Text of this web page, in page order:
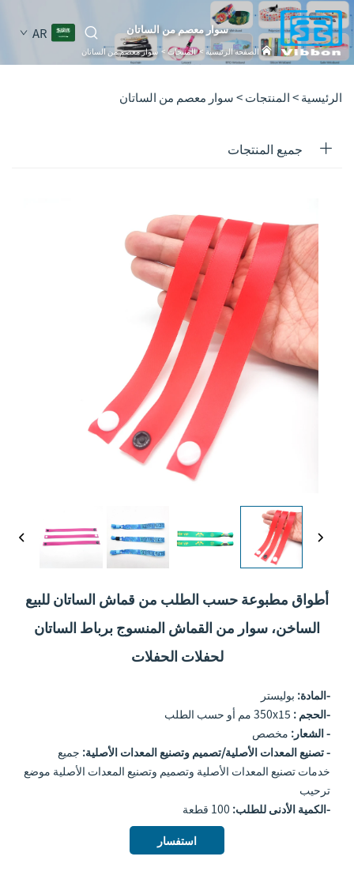
AR سوار معصم من الساتان
الصفحة الرئيسية >المنتجات >سوار معصم من الساتان
الرئيسية >المنتجات>سوار معصم من الساتان
جميع المنتجات
أطواق مطبوعة حسب الطلب من قماش الساتان للبيع
الساخن، سوار من القماش المنسوج برباط الساتان
لحفلات الحفلات
-المادة: بوليستر
-الحجم : 350x15 مم أو حسب الطلب
- الشعار: مخصص
- تصنيع المعدات الأصلية/تصميم وتصنيع المعدات الأصلية: جميع
خدمات تصنيع المعدات الأصلية وتصميم وتصنيع المعدات الأصلية موضع
ترحيب
-الكمية الأدنى للطلب: 100 قطعة
استفسار